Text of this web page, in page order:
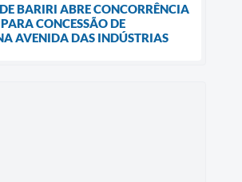
BARIRI ABRE CONCORRÊNCIA
CONCESSÃO DE
AVENIDA DAS INDÚSTRIAS